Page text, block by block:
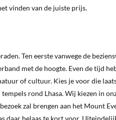
vinden van de juiste prijs.
Ten eerste vanwege de
met de hoogte. Even de tijd
of cultuur. Kies je voor die
rond Lhasa. Wij kiezen in
zal brengen aan het Mount
daar helaas te kort voor.